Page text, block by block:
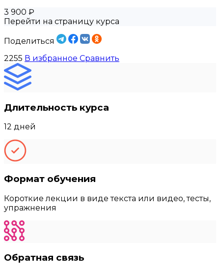
3 900 ₽
Перейти на страницу курса
Поделиться
2255 В избранное Сравнить
Длительность курса
12 дней
Формат обучения
Короткие лекции в виде текста или видео, тесты,
упражнения
Обратная связь